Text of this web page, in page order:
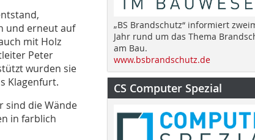
und erneut auf
mit Holz
Peter
wurden sie
Klagenfurt.
sind die Wände
in farblich
„BS Brandschutz“ informiert
Jahr rund um das Thema
am Bau.
www.bsbrandschutz.de
CS Computer Spezial